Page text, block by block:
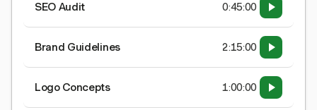
SEO Audit 0:45:00
Brand Guidelines 2:15:00
Logo Concepts 1:00:00